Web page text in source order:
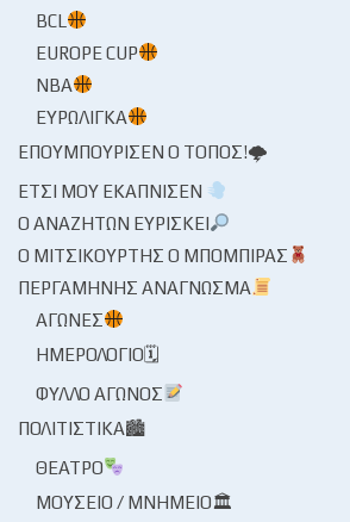
BCL
EUROPE CUP
NBA
ΕΥΡΩΛΊΓΚΑ
ΕΠΟΥΜΠΟΎΡΙΣΕΝ Ο ΤΌΠΟΣ!🌩
ΈΤΣΙ ΜΟΥ ΕΚΆΠΝΙΣΕΝ
Ο ΑΝΑΖΗΤΏΝ ΕΥΡΊΣΚΕΙ
Ο ΜΙΤΣΙΚΟΥΡΤΉΣ Ο ΜΠΌΜΠΙΡΑΣ
ΠΕΡΓΑΜΗΝΉΣ ΑΝΆΓΝΩΣΜΑ
ΑΓΏΝΕΣ
ΗΜΕΡΟΛΌΓΙΟ🗓
ΦΎΛΛΟ ΑΓΏΝΟΣ
ΠΟΛΙΤΙΣΤΙΚΆ🏙
ΘΈΑΤΡΟ
ΜΟΥΣΕΊΟ / ΜΝΗΜΕΊΟ🏛